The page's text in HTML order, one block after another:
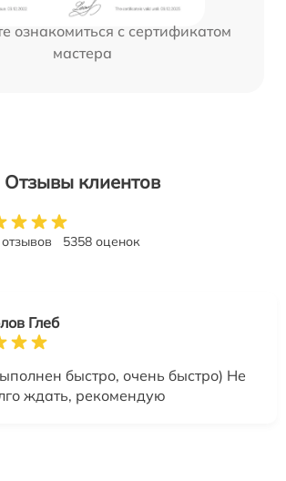
ознакомиться с сертификатом
мастера
Отзывы клиентов
5358 оценок
Глеб
быстро, очень быстро) Не
ждать, рекомендую